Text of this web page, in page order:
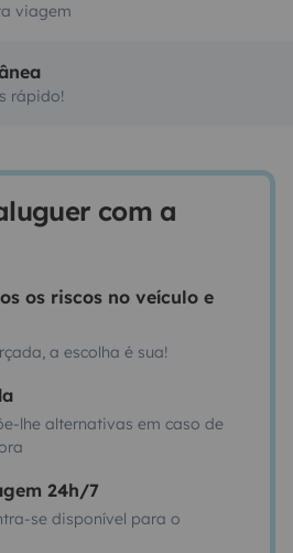
viagem
rápido!
com a
os riscos no veículo e
a escolha é sua!
lhe alternativas em caso de
24h/7
se disponível para o